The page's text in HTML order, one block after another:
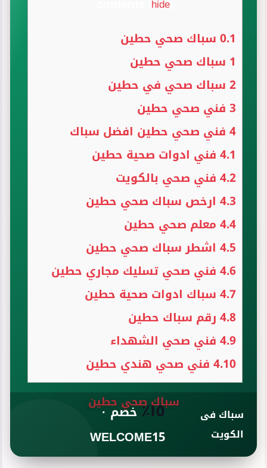
hide
0.1سباك صحي حطين
1 سباك صحي حطين
2سباك صحي في حطين
3فني صحي حطين
4فني صحي حطين افضل سباك
4.1فني ادوات صحية حطين
4.2فني صحي بالكويت
4.3 ارخص سباك صحي حطين
4.4معلم صحي حطين
4.5 اشطر سباك صحي حطين
4.6فني صحي تسليك مجاري حطين
4.7سباك ادوات صحية حطين
4.8رقم سباك حطين
4.9فني صحي الشهداء
4.10فني صحي هندي حطين
سباك صحي حطين
سباك فى
الكويت
١٥٪ خصم ·
WELCOME15